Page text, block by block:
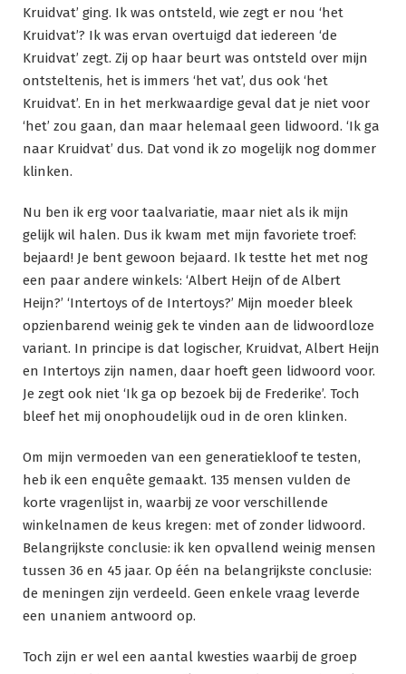
Kruidvat’ ging. Ik was ontsteld, wie zegt er nou ‘het
Kruidvat’? Ik was ervan overtuigd dat iedereen ‘de
Kruidvat’ zegt. Zij op haar beurt was ontsteld over mijn
ontsteltenis, het is immers ‘het vat’, dus ook ‘het
Kruidvat’. En in het merkwaardige geval dat je niet voor
‘het’ zou gaan, dan maar helemaal geen lidwoord. ‘Ik ga
naar Kruidvat’ dus. Dat vond ik zo mogelijk nog dommer
klinken.
Nu ben ik erg voor taalvariatie, maar niet als ik mijn
gelijk wil halen. Dus ik kwam met mijn favoriete troef:
bejaard! Je bent gewoon bejaard. Ik testte het met nog
een paar andere winkels: ‘Albert Heijn of de Albert
Heijn?’ ‘Intertoys of de Intertoys?’ Mijn moeder bleek
opzienbarend weinig gek te vinden aan de lidwoordloze
variant. In principe is dat logischer, Kruidvat, Albert Heijn
en Intertoys zijn namen, daar hoeft geen lidwoord voor.
Je zegt ook niet ‘Ik ga op bezoek bij de Frederike’. Toch
bleef het mij onophoudelijk oud in de oren klinken.
Om mijn vermoeden van een generatiekloof te testen,
heb ik een enquête gemaakt. 135 mensen vulden de
korte vragenlijst in, waarbij ze voor verschillende
winkelnamen de keus kregen: met of zonder lidwoord.
Belangrijkste conclusie: ik ken opvallend weinig mensen
tussen 36 en 45 jaar. Op één na belangrijkste conclusie:
de meningen zijn verdeeld. Geen enkele vraag leverde
een unaniem antwoord op.
Toch zijn er wel een aantal kwesties waarbij de groep